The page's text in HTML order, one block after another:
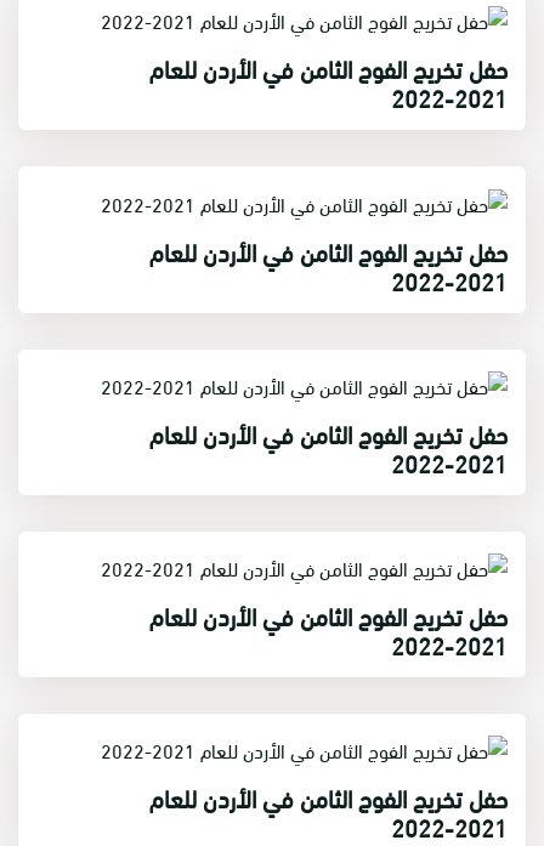
حفل تخريج الفوج الثامن في الأردن للعام
2021-2022
حفل تخريج الفوج الثامن في الأردن للعام
2021-2022
حفل تخريج الفوج الثامن في الأردن للعام
2021-2022
حفل تخريج الفوج الثامن في الأردن للعام
2021-2022
حفل تخريج الفوج الثامن في الأردن للعام
2021-2022